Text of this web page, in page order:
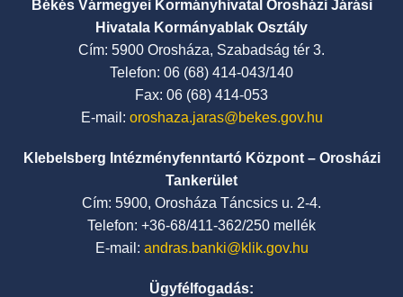
Békés Vármegyei Kormányhivatal Orosházi Járási
Hivatala Kormányablak Osztály
Cím: 5900 Orosháza, Szabadság tér 3.
Telefon: 06 (68) 414-043/140
Fax: 06 (68) 414-053
E-mail: oroshaza.jaras@bekes.gov.hu
Klebelsberg Intézményfenntartó Központ – Orosházi
Tankerület
Cím: 5900, Orosháza Táncsics u. 2-4.
Telefon: +36-68/411-362/250 mellék
E-mail: andras.banki@klik.gov.hu
Ügyfélfogadás: